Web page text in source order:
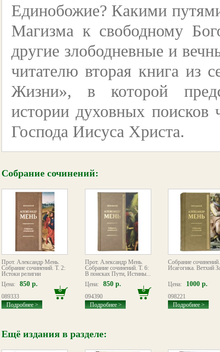
Единобожие? Какими
Магизма к свободному
другие злободневные и
читателю вторая книга из
Жизни», в которой
истории духовных поисков
Господа Иисуса Христа.
Собрание сочинений:
Прот. Александр Мень.
Собрание сочинений. Т. 2:
Истоки религии
Цена:
850 р.
089333
Подробнее >
Прот. Александр Мень.
Собрание сочинений. Т. 6:
В поисках Пути, Истины...
Цена:
850 р.
094390
Подробнее >
Собрание
Исагогика. Ветхий
Цена: 1000 р.
098221
Подробнее >
Ещё издания в разделе: